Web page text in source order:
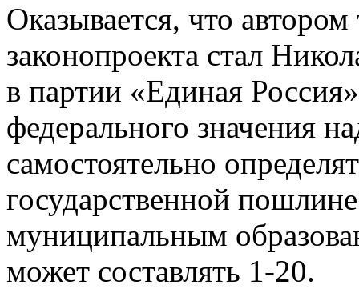
Оказывается, что автором
законопроекта стал
в партии «Единая
федерального значения
самостоятельно
государственной
муниципальным
может составлять 1-20.